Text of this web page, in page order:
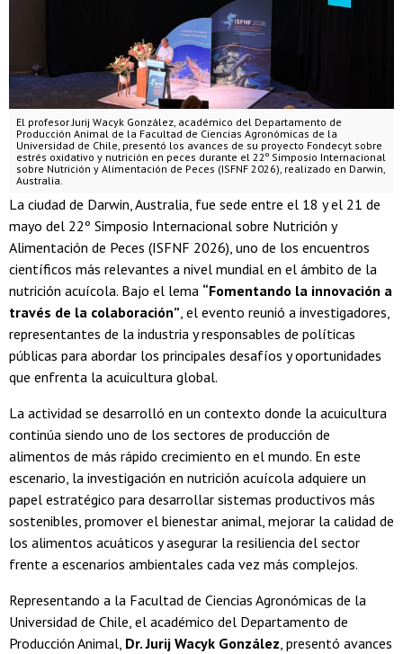
El profesor Jurij Wacyk González, académico del Departamento de
Producción Animal de la Facultad de Ciencias Agronómicas de la
Universidad de Chile, presentó los avances de su proyecto Fondecyt sobre
estrés oxidativo y nutrición en peces durante el 22º Simposio Internacional
sobre Nutrición y Alimentación de Peces (ISFNF 2026), realizado en Darwin,
Australia.
La ciudad de Darwin, Australia, fue sede entre el 18 y el 21 de
mayo del 22º Simposio Internacional sobre Nutrición y
Alimentación de Peces (ISFNF 2026), uno de los encuentros
científicos más relevantes a nivel mundial en el ámbito de la
nutrición acuícola. Bajo el lema “Fomentando la innovación a
través de la colaboración”, el evento reunió a investigadores,
representantes de la industria y responsables de políticas
públicas para abordar los principales desafíos y oportunidades
que enfrenta la acuicultura global.
La actividad se desarrolló en un contexto donde la acuicultura
continúa siendo uno de los sectores de producción de
alimentos de más rápido crecimiento en el mundo. En este
escenario, la investigación en nutrición acuícola adquiere un
papel estratégico para desarrollar sistemas productivos más
sostenibles, promover el bienestar animal, mejorar la calidad de
los alimentos acuáticos y asegurar la resiliencia del sector
frente a escenarios ambientales cada vez más complejos.
Representando a la Facultad de Ciencias Agronómicas de la
Universidad de Chile, el académico del Departamento de
Producción Animal, Dr. Jurij Wacyk González, presentó avances